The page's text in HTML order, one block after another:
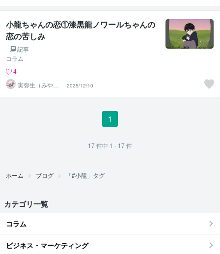
小龍ちゃんの恋①漆黒龍ノワールちゃんの
恋の苦しみ
記事
コラム
4
実弥生（みや
の）
2025/12/10
1
17件中 1 - 17件
ホーム ブログ 「#小龍」タグ
カテゴリ一覧
コラム
ビジネス・マーケティング